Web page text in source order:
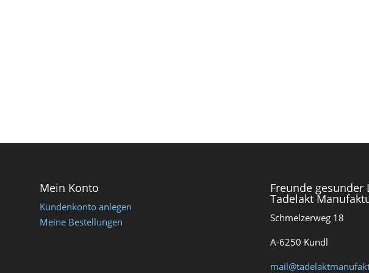
Mein Konto
Kundenkonto anlegen
Meine Bestellungen
Freunde gesunder
Tadelakt
Schmelzerweg 18
A-6250 Kundl